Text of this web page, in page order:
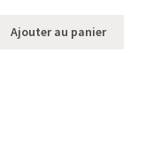
Ajouter au panier